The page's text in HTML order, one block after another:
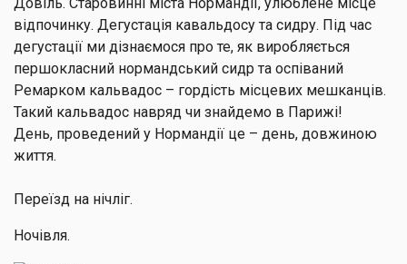
відпочинку. Дегустація кавальдосу та сидру. Під час
дегустації ми дізнаємося про те, як виробляється
першокласний нормандський сидр та оспіваний
Ремарком кальвадос – гордість місцевих мешканців.
Такий кальвадос навряд чи знайдемо в Парижі!
День, проведений у Нормандії це – день, довжиною
життя.
Переїзд на нічліг.
Ночівля.